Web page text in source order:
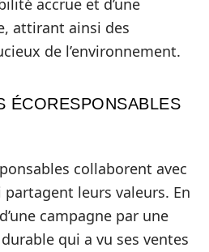
attirant ainsi des
de l’environnement.
ÉCORESPONSABLES
collaborent avec
leurs valeurs. En
campagne par une
qui a vu ses ventes